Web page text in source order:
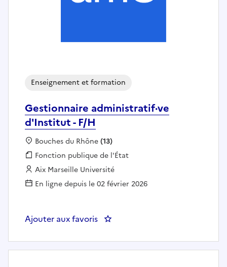
Gestionnaire administratif·ve
d'Institut - F/H
Enseignement et formation
Localisation :
Bouches du Rhône(13)
Fonction publique :
Fonction publique de l'État
Employeur :
Aix Marseille Université
En ligne depuis le 02 février 2026
Ajouter aux favoris : Gestionnaire administratif·ve